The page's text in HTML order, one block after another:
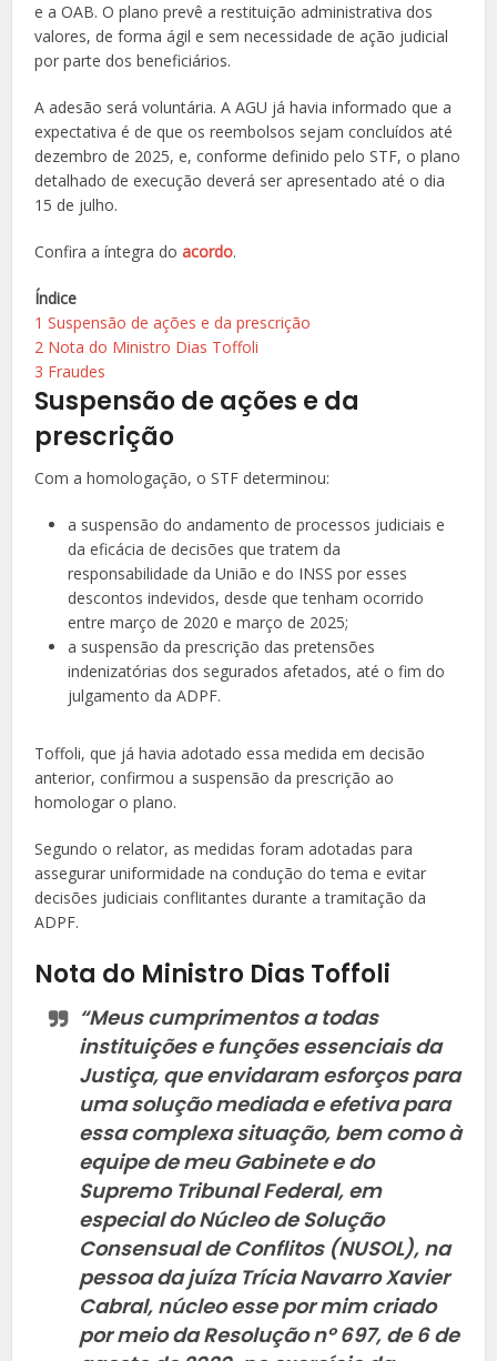
e a OAB. O plano prevê a restituição administrativa dos
valores, de forma ágil e sem necessidade de ação judicial
por parte dos beneficiários.
A adesão será voluntária. A AGU já havia informado que a
expectativa é de que os reembolsos sejam concluídos até
dezembro de 2025, e, conforme definido pelo STF, o plano
detalhado de execução deverá ser apresentado até o dia
15 de julho.
Confira a íntegra doacordo.
Índice
1 Suspensão de ações e da prescrição
2 Nota do Ministro Dias Toffoli
3 Fraudes
Suspensão de ações e da
prescrição
Com a homologação, o STF determinou:
a suspensão do andamento de processos judiciais e
da eficácia de decisões que tratem da
responsabilidade da União e do INSS por esses
descontos indevidos, desde que tenham ocorrido
entre março de 2020 e março de 2025;
a suspensão da prescrição das pretensões
indenizatórias dos segurados afetados, até o fim do
julgamento da ADPF.
Toffoli, que já havia adotado essa medida em decisão
anterior, confirmou a suspensão da prescrição ao
homologar o plano.
Segundo o relator, as medidas foram adotadas para
assegurar uniformidade na condução do tema e evitar
decisões judiciais conflitantes durante a tramitação da
ADPF.
Nota do Ministro Dias Toffoli
“Meus cumprimentos a todas
instituições e funções essenciais da
Justiça, que envidaram esforços para
uma solução mediada e efetiva para
essa complexa situação, bem como à
equipe de meu Gabinete e do
Supremo Tribunal Federal, em
especial do Núcleo de Solução
Consensual de Conflitos (NUSOL), na
pessoa da juíza Trícia Navarro Xavier
Cabral, núcleo esse por mim criado
por meio da Resolução nº 697, de 6 de